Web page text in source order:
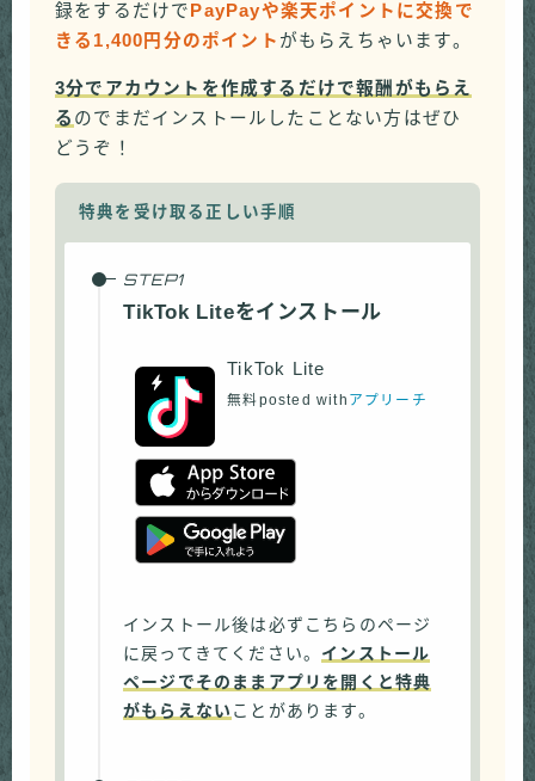
録をするだけでPayPayや楽天ポイントに交換で
きる1,400円分のポイント がもらえちゃいます。
3分でアカウントを作成するだけで報酬がもらえ
る のでまだインストールしたことない方はぜひ
どうぞ！
特典を受け取る正しい手順
TikTok Liteをインストール
TikTok Lite
無料posted with アプリーチ
インストール後は必ずこちらのページ
に戻ってきてください。 インストール
ページでそのままアプリを開くと特典
がもらえない ことがあります。